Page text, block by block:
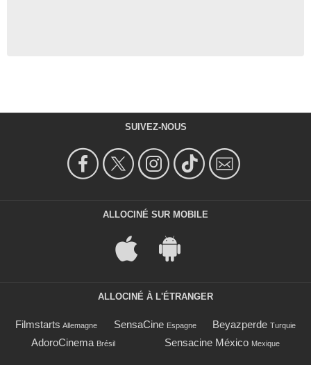
SUIVEZ-NOUS
ALLOCINÉ SUR MOBILE
ALLOCINÉ À L'ÉTRANGER
Filmstarts Allemagne SensaCine Espagne Beyazperde Turquie
AdoroCinema Brésil Sensacine México Mexique